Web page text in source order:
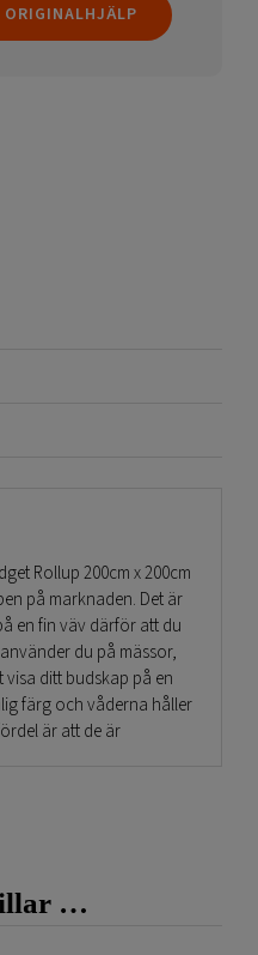
ORIGINALHJÄLP
Rollup 200cm x 200cm
på marknaden. Det är
en fin väv därför att du
du på mässor,
ditt budskap på en
färg och våderna håller
är att de är
Ni hjälp med grafisk
beställa!…